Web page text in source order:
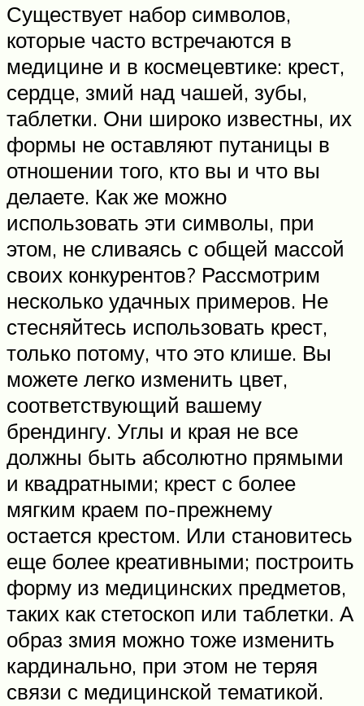
Существует набор символов,
которые часто встречаются в
медицине и в космецевтике: крест,
сердце, змий над чашей, зубы,
таблетки. Они широко известны, их
формы не оставляют путаницы в
отношении того, кто вы и что вы
делаете. Как же можно
использовать эти символы, при
этом, не сливаясь с общей массой
своих конкурентов? Рассмотрим
несколько удачных примеров. Не
стесняйтесь использовать крест,
только потому, что это клише. Вы
можете легко изменить цвет,
соответствующий вашему
брендингу. Углы и края не все
должны быть абсолютно прямыми
и квадратными; крест с более
мягким краем по-прежнему
остается крестом. Или становитесь
еще более креативными; построить
форму из медицинских предметов,
таких как стетоскоп или таблетки. А
образ змия можно тоже изменить
кардинально, при этом не теряя
связи с медицинской тематикой.